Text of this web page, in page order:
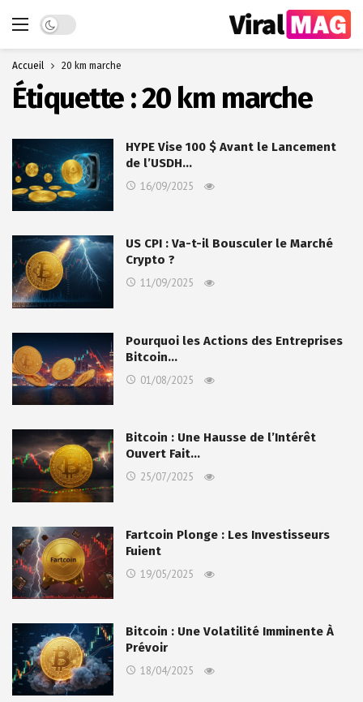
Dark mode
Accueil 20 km marche
Étiquette :20 km marche
HYPE Vise 100 $ Avant le Lancement
de l’USDH…
16/09/2025
US CPI : Va-t-il Bousculer le Marché
Crypto ?
11/09/2025
Pourquoi les Actions des Entreprises
Bitcoin…
01/08/2025
Bitcoin : Une Hausse de l’Intérêt
Ouvert Fait…
25/07/2025
Fartcoin Plonge : Les Investisseurs
Fuient
19/05/2025
Bitcoin : Une Volatilité Imminente À
Prévoir
18/04/2025